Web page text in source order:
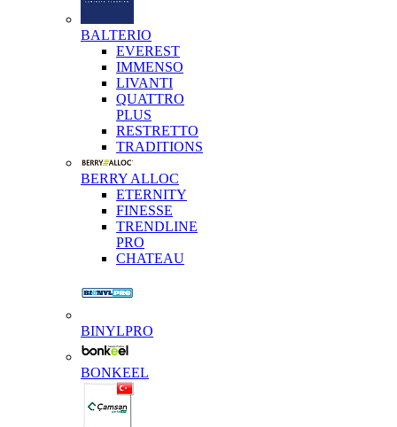
BALTERIO
EVEREST
IMMENSO
LIVANTI
QUATTRO
PLUS
RESTRETTO
TRADITIONS
BERRY ALLOC
ETERNITY
FINESSE
TRENDLINE
PRO
CHATEAU
BINYLPRO
BONKEEL